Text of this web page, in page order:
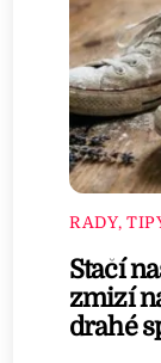
RADY,
Stačí
zmizí
drahé